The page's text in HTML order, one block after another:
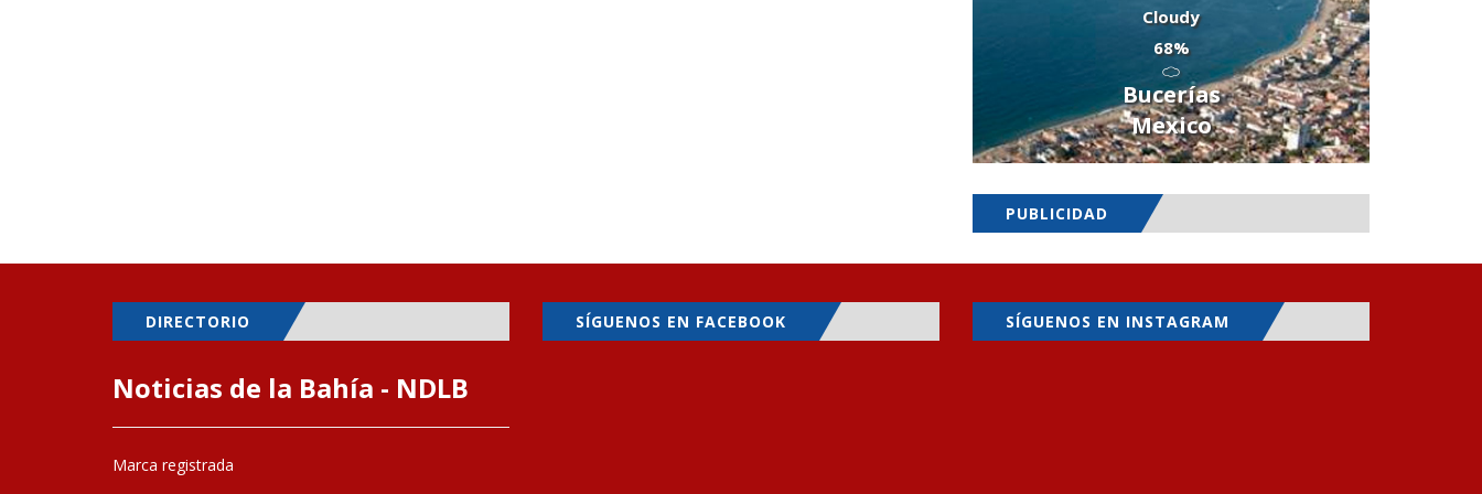
Cloudy
68%
Bucerías
Mexico
PUBLICIDAD
DIRECTORIO
Noticias de la Bahía - NDLB
Marca registrada
SÍGUENOS EN FACEBOOK SÍGUENOS EN INSTAGRAM